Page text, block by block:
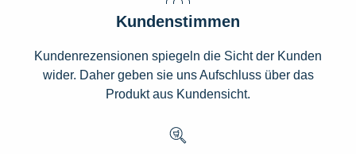
Kundenstimmen
Kundenrezensionen spiegeln die Sicht der Kunden
wider. Daher geben sie uns Aufschluss über das
Produkt aus Kundensicht.